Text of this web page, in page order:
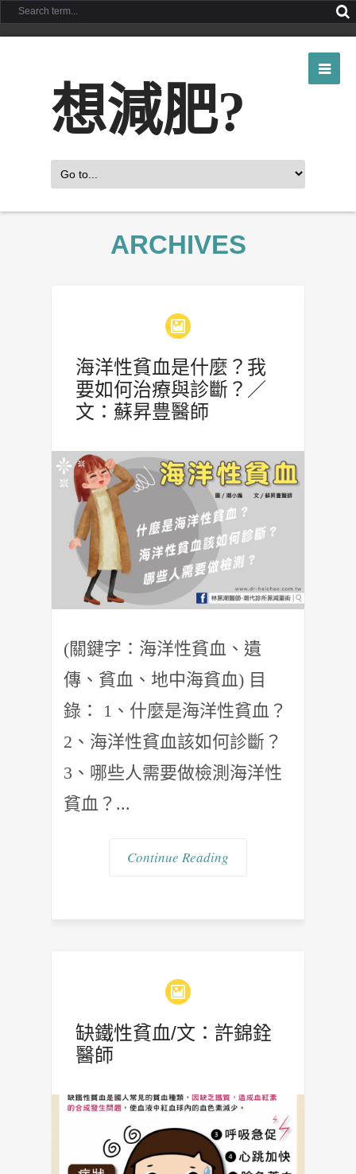
想減肥?
ARCHIVES
海洋性貧血是什麼？我
要如何治療與診斷？／
文：蘇昇豊醫師
(關鍵字：海洋性貧血、遺
傳、貧血、地中海貧血) 目
錄： 1、什麼是海洋性貧血？
2、海洋性貧血該如何診斷？
3、哪些人需要做檢測海洋性
貧血？...
Continue Reading
缺鐵性貧血/文：許錦銓
醫師